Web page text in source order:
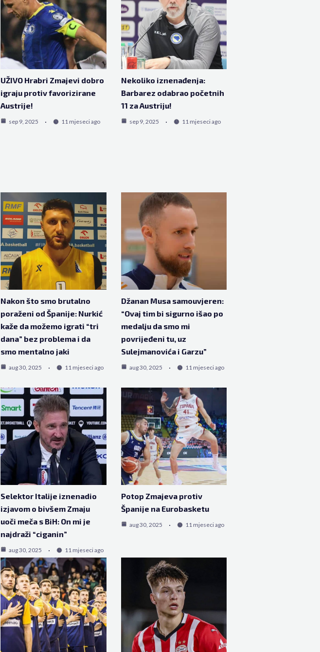
UŽIVO Hrabri Zmajevi dobro
igraju protiv favorizirane
Austrije!
sep 9, 2025 11 mjeseci ago
Nekoliko iznenađenja:
Barbarez odabrao početnih
11 za Austriju!
sep 9, 2025 11 mjeseci ago
Nakon što smo brutalno
poraženi od Španije: Nurkić
kaže da možemo igrati “tri
dana” bez problema i da
smo mentalno jaki
aug 30, 2025 11 mjeseci ago
Džanan Musa samouvjeren:
“Ovaj tim bi sigurno išao po
medalju da smo mi
povrijeđeni tu, uz
Sulejmanovića i Garzu”
aug 30, 2025 11 mjeseci ago
Selektor Italije iznenadio
izjavom o bivšem Zmaju
uoči meča s BiH: On mi je
najdraži “ciganin”
aug 30, 2025 11 mjeseci ago
Potop Zmajeva protiv
Španije na Eurobasketu
aug 30, 2025 11 mjeseci ago